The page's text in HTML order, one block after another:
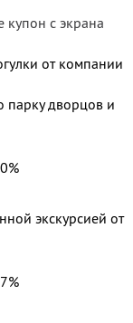
купон с экрана
от компании
парку дворцов и
экскурсией от